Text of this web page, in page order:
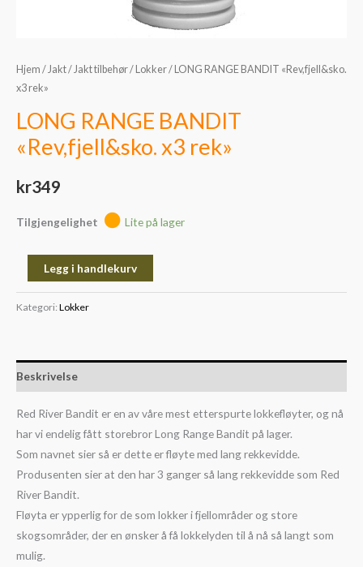
Hjem /Jakt/Jakt tilbehør/ Lokker/ LONG RANGE BANDIT «Rev,fjell&sko.
x3 rek»
LONG RANGE BANDIT
«Rev,fjell&sko. x3 rek»
kr349
Tilgjengelighet Lite på lager
Legg i handlekurv
Kategori: Lokker
Beskrivelse
Red River Bandit er en av våre mest etterspurte lokkefløyter, og nå
har vi endelig fått storebror Long Range Bandit på lager.
Som navnet sier så er dette er fløyte med lang rekkevidde.
Produsenten sier at den har 3 ganger så lang rekkevidde som Red
River Bandit.
Fløyta er ypperlig for de som lokker i fjellområder og store
skogsområder, der en ønsker å få lokkelyden til å nå så langt som
mulig.